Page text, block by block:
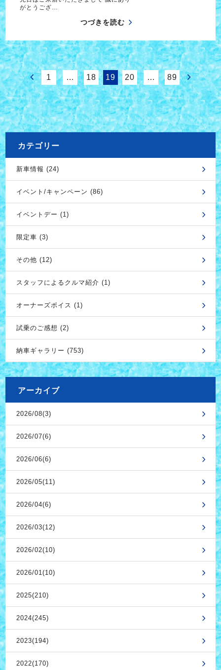
がとうござ…
つづきを読む
1 … 18 19 20 … 89
カテゴリー
新車情報 (24)
イベント/キャンペーン (86)
イベントデー (1)
限定車 (3)
その他 (12)
スタッフによるクルマ紹介 (1)
オーナーズボイス (1)
試乗のご感想 (2)
納車ギャラリー (753)
アーカイブ
2026/08(3)
2026/07(6)
2026/06(6)
2026/05(11)
2026/04(6)
2026/03(12)
2026/02(10)
2026/01(10)
2025(210)
2024(245)
2023(194)
2022(170)